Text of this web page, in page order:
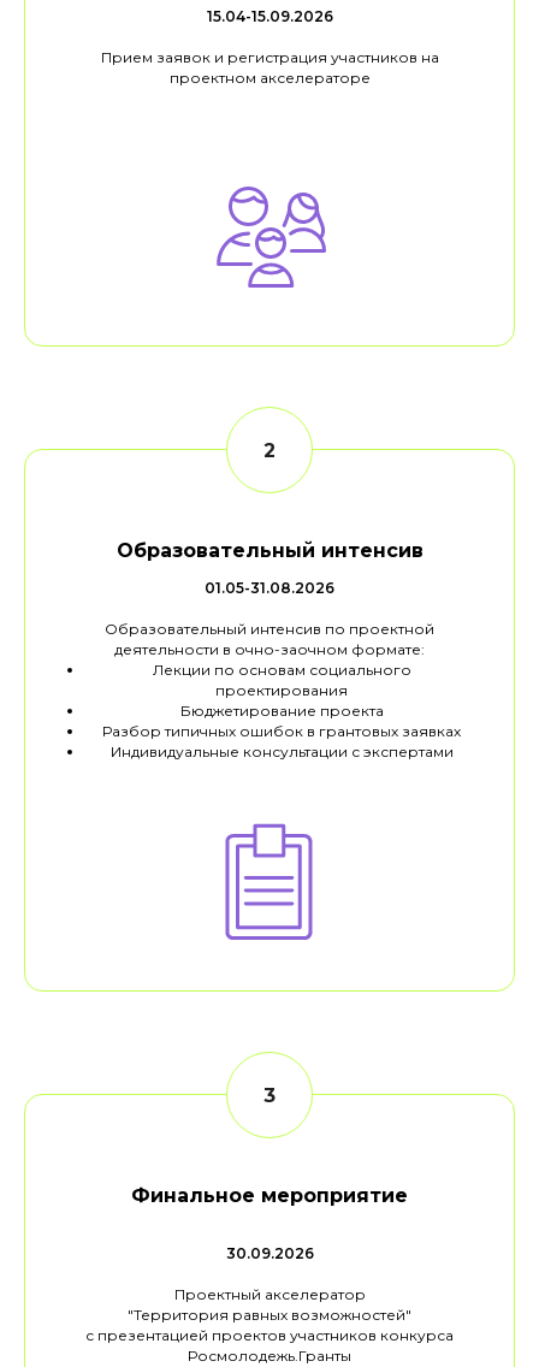
15.04-15.09.2026
Прием заявок и регистрация участников на
проектном акселераторе
Образовательный интенсив
01.05-31.08.2026
Образовательный интенсив по проектной
деятельности в очно-заочном формате:
Лекции по основам социального
проектирования
Бюджетирование проекта
Разбор типичных ошибок в грантовых заявках
Индивидуальные консультации с экспертами
Финальное мероприятие
30.09.2026
Проектный акселератор
"Территория равных возможностей"
с презентацией проектов участников конкурса
Росмолодежь.Гранты